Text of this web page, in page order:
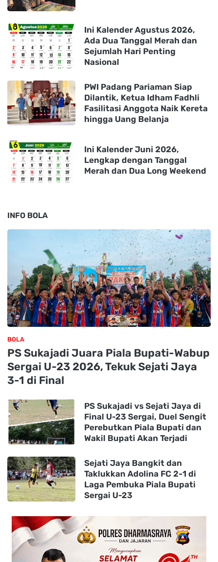
Ini Kalender Agustus 2026,
Ada Dua Tanggal Merah dan
Sejumlah Hari Penting
Nasional
PWI Padang Pariaman Siap
Dilantik, Ketua Idham Fadhli
Fasilitasi Anggota Naik Kereta
hingga Uang Belanja
Ini Kalender Juni 2026,
Lengkap dengan Tanggal
Merah dan Dua Long Weekend
INFO BOLA
BOLA
PS Sukajadi Juara Piala Bupati-Wabup
Sergai U-23 2026, Tekuk Sejati Jaya
3-1 di Final
PS Sukajadi vs Sejati Jaya di
Final U-23 Sergai, Duel Sengit
Perebutkan Piala Bupati dan
Wakil Bupati Akan Terjadi
Sejati Jaya Bangkit dan
Taklukkan Adolina FC 2-1 di
Laga Pembuka Piala Bupati
Sergai U-23